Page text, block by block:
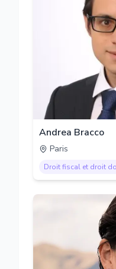
Andrea Bracco
Paris
Droit fiscal et droit